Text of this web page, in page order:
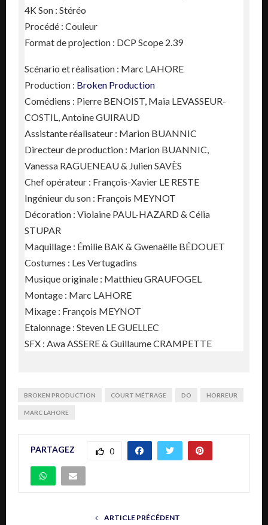
4K Son : Stéréo
Procédé : Couleur
Format de projection : DCP Scope 2.39
Scénario et réalisation : Marc LAHORE
Production : Broken Production
Comédiens : Pierre BENOIST, Maia LEVASSEUR-
COSTIL, Antoine GUIRAUD
Assistante réalisateur : Marion BUANNIC
Directeur de production : Marion BUANNIC,
Vanessa RAGUENEAU & Julien SAVÈS
Chef opérateur : François-Xavier LE RESTE
Ingénieur du son : François MEYNOT
Décoration : Violaine PAUL-HAZARD & Célia
STUPAR
Maquillage : Émilie BAK & Gwenaëlle BÉDOUET
Costumes : Les Vertugadins
Musique originale : Matthieu GRAUFOGEL
Montage : Marc LAHORE
Mixage : François MEYNOT
Etalonnage : Steven LE GUELLEC
SFX : Awa ASSERE & Guillaume CRAMPETTE
BROKEN PRODUCTION COURT MÉTRAGE DO HORREUR
MARC LAHORE
PARTAGEZ 0
ARTICLE PRÉCÉDENT